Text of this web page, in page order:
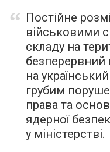
Постійне
військовими
складу на
безперервний
на
грубим
права та
ядерної
у міністерстві.